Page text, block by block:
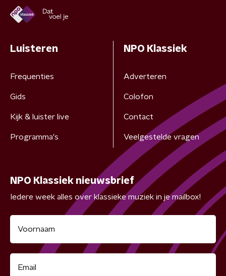
Luisteren
Frequenties
Gids
Kijk & luister live
Programma's
NPO Klassiek
Adverteren
Colofon
Contact
Veelgestelde vragen
NPO Klassiek nieuwsbrief
Iedere week alles over klassieke muziek in je mailbox!